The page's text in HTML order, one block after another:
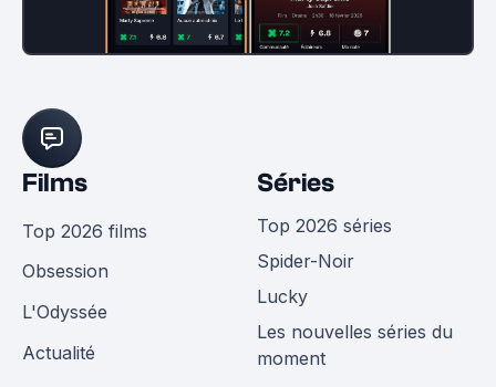
Films
Top 2026 films
Obsession
L'Odyssée
Actualité
Séries
Top 2026 séries
Spider-Noir
Lucky
Les nouvelles séries du
moment